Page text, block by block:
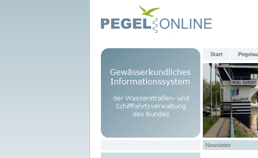
Start
Newsletter